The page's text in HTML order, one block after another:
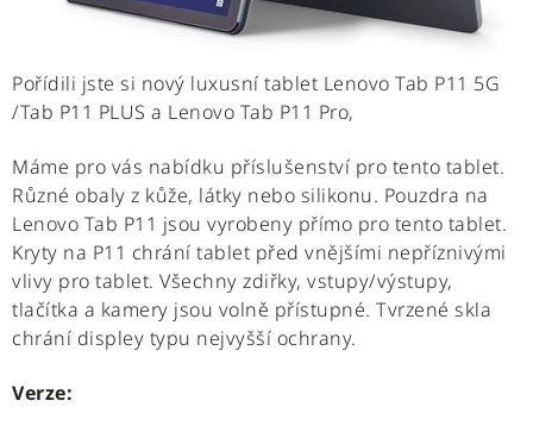
Pořídili jste si nový luxusní tablet Lenovo Tab P11 5G
/Tab P11 PLUS a Lenovo Tab P11 Pro,
Máme pro vás nabídku příslušenství pro tento tablet.
Různé obaly z kůže, látky nebo silikonu. Pouzdra na
Lenovo Tab P11 jsou vyrobeny přímo pro tento tablet.
Kryty na P11 chrání tablet před vnějšími nepříznivými
vlivy pro tablet. Všechny zdiřky, vstupy/výstupy,
tlačítka a kamery jsou volně přístupné. Tvrzené skla
chrání displey typu nejvyšší ochrany.
Verze: